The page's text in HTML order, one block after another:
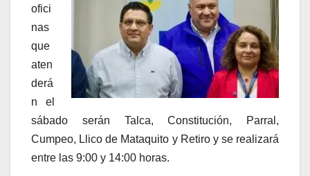
ofici
nas
que
aten
derá
n el
sábado serán Talca, Constitución, Parral,
Cumpeo, Llico de Mataquito y Retiro y se realizará
entre las 9:00 y 14:00 horas.